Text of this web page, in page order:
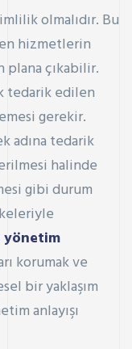
olmalıdır. Bu
hizmetlerin
çıkabilir.
tedarik edilen
gerekir.
adına tedarik
halinde
gibi durum
yönetim
korumak ve
bir yaklaşım
anlayışı